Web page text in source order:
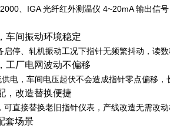
、IGA 光纤红外测温仪 4~20mA 输出信
车间振动环境稳定
启停、轧机振动工况下指针无频繁抖动，读
工厂电网波动不偏移
电，车间电压起伏不会造成指针零点偏移，
，改造替换便捷
可直接替换老旧指针仪表，产线改造无需改
套场景